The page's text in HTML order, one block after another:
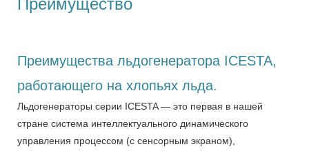
Преимущества льдогенератора ICESTA,
работающего на хлопьях льда.
Льдогенераторы серии ICESTA — это первая в нашей
стране система интеллектуального динамического
управления процессом (с сенсорным экраном),